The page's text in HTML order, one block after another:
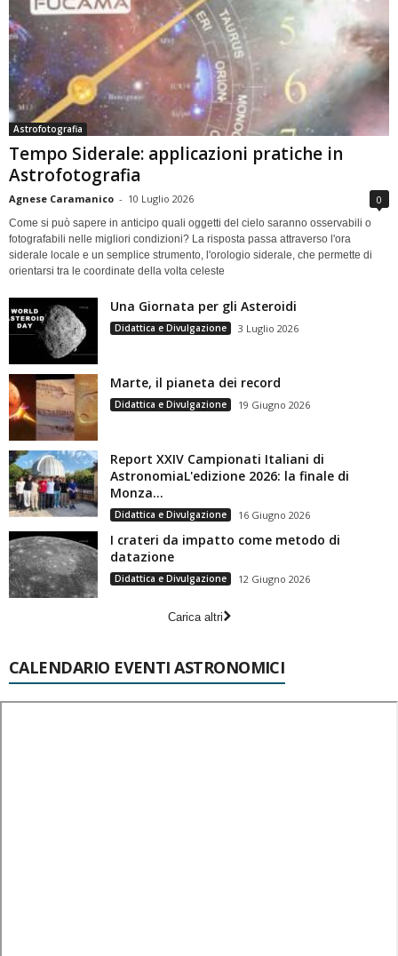
Astrofotografia
Tempo Siderale: applicazioni pratiche in
Astrofotografia
Agnese Caramanico - 10 Luglio 2026 0
Come si può sapere in anticipo quali oggetti del cielo saranno osservabili o
fotografabili nelle migliori condizioni? La risposta passa attraverso l'ora
siderale locale e un semplice strumento, l'orologio siderale, che permette di
orientarsi tra le coordinate della volta celeste
Una Giornata per gli Asteroidi
Didattica e Divulgazione 3 Luglio 2026
Marte, il pianeta dei record
Didattica e Divulgazione 19 Giugno 2026
Report XXIV Campionati Italiani di
AstronomiaL'edizione 2026: la finale di
Monza...
Didattica e Divulgazione 16 Giugno 2026
I crateri da impatto come metodo di
datazione
Didattica e Divulgazione 12 Giugno 2026
Carica altri
CALENDARIO EVENTI ASTRONOMICI